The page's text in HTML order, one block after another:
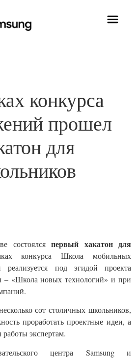
конкурса
прошел
для
состоялсяпервый хакатон для
конкурса
Школа мобильных
реализуется под эгидой проекта
– «Школа новых технологий» и при
сотстоличных школьников,
проработать проектные идеи, а
работы экспертам.
центра Samsung и